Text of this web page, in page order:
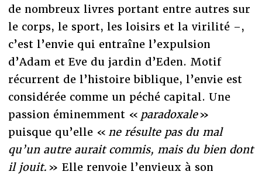
de nombreux livres portant entre autres sur
le corps, le sport, les loisirs et la virilité –,
c’est l’envie qui entraîne l’expulsion
d’Adam et Eve du jardin d’Eden. Motif
récurrent de l’histoire biblique, l’envie est
considérée comme un péché capital. Une
passion éminemment « paradoxale»
puisque qu’elle « ne résulte pas du mal
qu’un autre aurait commis, mais du bien dont
il jouit. » Elle renvoie l’envieux à son